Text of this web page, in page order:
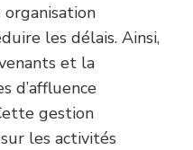
organisation
les délais. Ainsi,
et la
d’affluence
gestion
les activités